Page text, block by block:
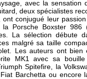
avec la
deux spécialistes
conjugué leur
Porsche Boxster
La sélection débute
malgré sa taille
Les auteurs ont bien
MK1 avec sa
Spitefire, la
Barchetta ou encore